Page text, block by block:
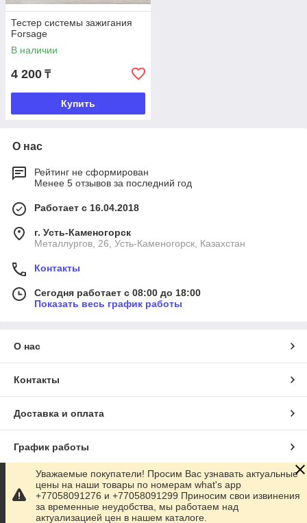
Тестер системы зажигания
Forsage
В наличии
4 200 ₸
Купить
О нас
Рейтинг не сформирован
Менее 5 отзывов за последний год
Работает с 16.04.2018
г. Усть-Каменогорск
Металлургов, 26, Усть-Каменогорск, Казахстан
Контакты
Сегодня работает с 08:00 до 18:00
Показать весь график работы
О нас
Контакты
Доставка и оплата
График работы
Полная версия сайта
Сайт создан на маркетплейсеSatu.kz
Уважаемые покупатели! Просим Вас узнавать актуальные
цены на наши товары по номерам what's app
+77058091276 и +77058091299 Приносим свои извинения
за временные неудобства, мы работаем над
актуализацией цен в нашем каталоге.